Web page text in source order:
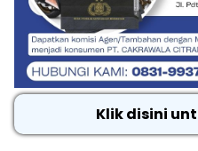
Klik disini